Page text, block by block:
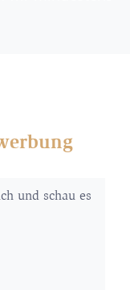
und schau es